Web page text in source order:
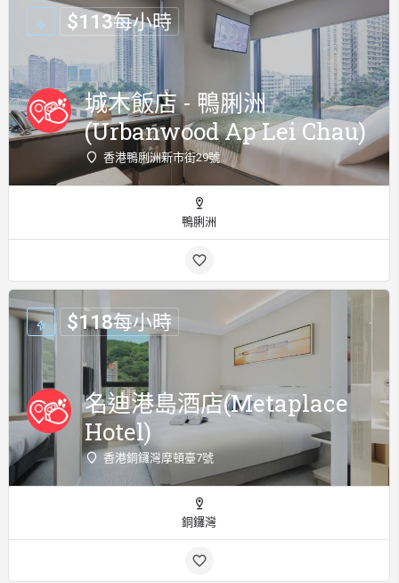
城木飯店 - 鴨脷洲
(Urbanwood Ap Lei Chau)
香港鴨脷洲新市街29號
$113每小時
鴨脷洲
名迪港島酒店(Metaplace
Hotel)
香港銅鑼灣摩頓臺7號
$118每小時
銅鑼灣